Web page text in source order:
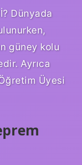
Dünyada
güney kolu
Ayrıca
Üyesi